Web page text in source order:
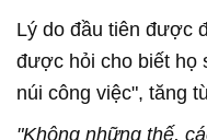
Lý do đầu tiên được
được hỏi cho biết họ
núi công việc", tăng
"Không những thế,